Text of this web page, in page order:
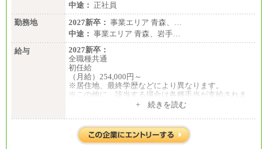
■(株)JTBパブリッシング ※2027年新卒募集終了
総合職 月給241,000円
中途：
①月給227,000円以上
②月給212,000円以上
③月給172,500円以上
④月給23万円～37万円
⑤月給20万円～25万円
⑥月給33万円～48万円
⑦月給271,000円以上
⑧～⑮月給200,000円〜月給400,000円
⑯月給185,000円以上
⑰月給237,000円以上
⑱月給212,000円以上
⑲東京：月給202,000 円以上 、京都：月給193,000 円
以上
中途： 正社員
勤務地
2027新卒： 事業エリア 青森、…
中途： 事業エリア 青森、岩手…
給与
2027新卒：
全職種共通
初任給
（月給）254,000円～
※居住地、最終学歴などにより異なります。
※この他に、該当する場合は各種手当が支給されま
中途：
全職種共通
+ 続きを読む